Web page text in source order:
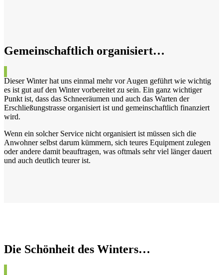
Gemeinschaftlich organisiert…
Dieser Winter hat uns einmal mehr vor Augen geführt wie wichtig
es ist gut auf den Winter vorbereitet zu sein. Ein ganz wichtiger
Punkt ist, dass das Schneeräumen und auch das Warten der
Erschließungstrasse organisiert ist und gemeinschaftlich finanziert
wird.
Wenn ein solcher Service nicht organisiert ist müssen sich die
Anwohner selbst darum kümmern, sich teures Equipment zulegen
oder andere damit beauftragen, was oftmals sehr viel länger dauert
und auch deutlich teurer ist.
Die Schönheit des Winters…